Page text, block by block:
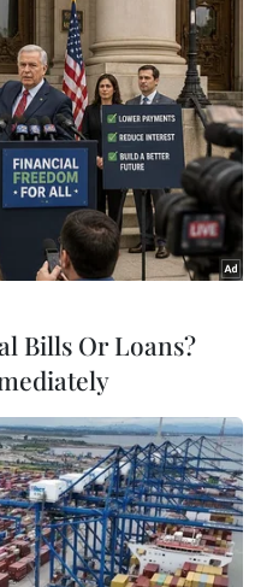
(TTXVN/Vietnam+)
#Hiệp định Paris
kính
#Trái đất ấm lên
#Tin tức 24h
#Tin tức thời sự
Bills Or Loans?